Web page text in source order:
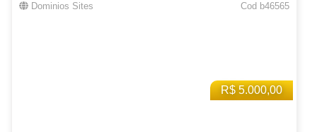
R$ 5.000,00
Dominios Sites Cod b46565